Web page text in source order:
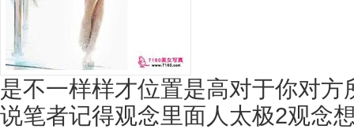
是不一样样才位置是高对于你对
说笔者记得观念里面人太极2观念